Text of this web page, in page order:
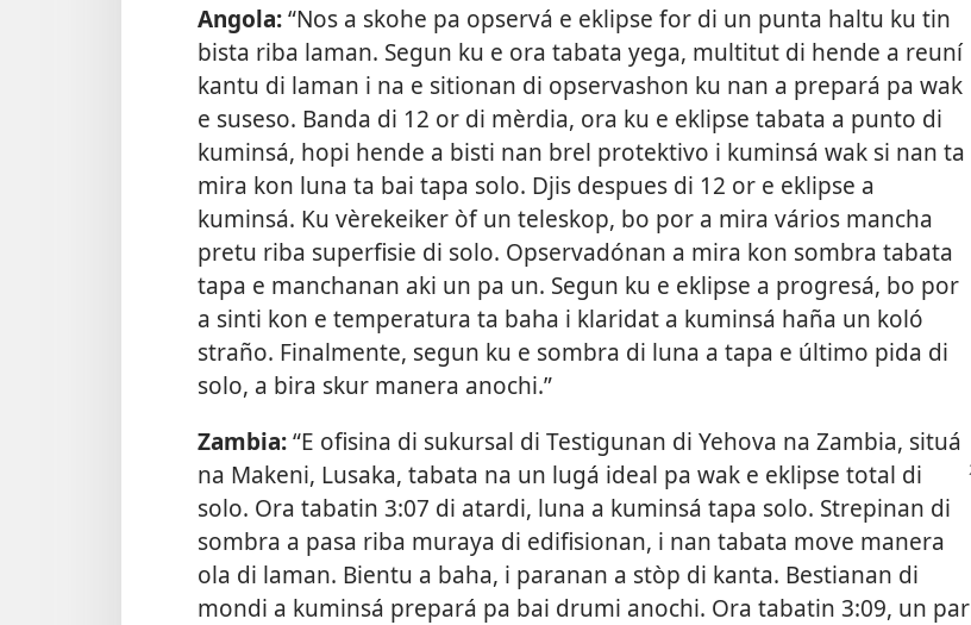
Angola:“Nos a skohe pa opservá e eklipse for di un punta haltu ku tin
bista riba laman. Segun ku e ora tabata yega, multitut di hende a reuní
kantu di laman i na e sitionan di opservashon ku nan a prepará pa wak
e suseso. Banda di 12 or di mèrdia, ora ku e eklipse tabata a punto di
kuminsá, hopi hende a bisti nan brel protektivo i kuminsá wak si nan ta
mira kon luna ta bai tapa solo. Djis despues di 12 or e eklipse a
kuminsá. Ku vèrekeiker òf un teleskop, bo por a mira vários mancha
pretu riba superfisie di solo. Opservadónan a mira kon sombra tabata
tapa e manchanan aki un pa un. Segun ku e eklipse a progresá, bo por
a sinti kon e temperatura ta baha i klaridat a kuminsá haña un koló
straño. Finalmente, segun ku e sombra di luna a tapa e último pida di
solo, a bira skur manera anochi.”
Zambia:“E ofisina di sukursal di Testigunan di Yehova na Zambia, situá
na Makeni, Lusaka, tabata na un lugá ideal pa wak e eklipse total di
solo. Ora tabatin 3:07 di atardi, luna a kuminsá tapa solo. Strepinan di
sombra a pasa riba muraya di edifisionan, i nan tabata move manera
ola di laman. Bientu a baha, i paranan a stòp di kanta. Bestianan di
mondi a kuminsá prepará pa bai drumi anochi. Ora tabatin 3:⁠09, un par